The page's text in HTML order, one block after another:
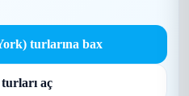
turlarına bax
aç